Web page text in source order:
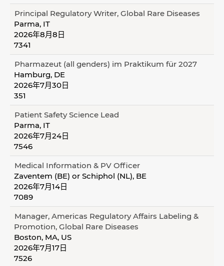
Principal Regulatory Writer, Global Rare Diseases
Parma, IT
2026年8月8日
7341
Pharmazeut (all genders) im Praktikum für 2027
Hamburg, DE
2026年7月30日
351
Patient Safety Science Lead
Parma, IT
2026年7月24日
7546
Medical Information & PV Officer
Zaventem (BE) or Schiphol (NL), BE
2026年7月14日
7089
Manager, Americas Regulatory Affairs Labeling &
Promotion, Global Rare Diseases
Boston, MA, US
2026年7月17日
7526